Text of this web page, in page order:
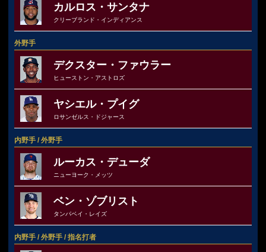
カルロス・サンタナ
クリーブランド・インディアンス
外野手
デクスター・ファウラー
ヒューストン・アストロズ
ヤシエル・プイグ
ロサンゼルス・ドジャース
内野手 / 外野手
ルーカス・デューダ
ニューヨーク・メッツ
ベン・ゾブリスト
タンパベイ・レイズ
内野手 / 外野手 / 指名打者